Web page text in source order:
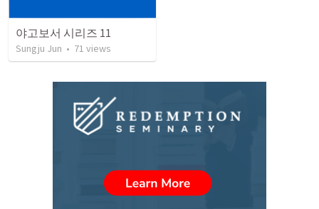
야고보서 시리즈 11
Sungju Jun • 71 views